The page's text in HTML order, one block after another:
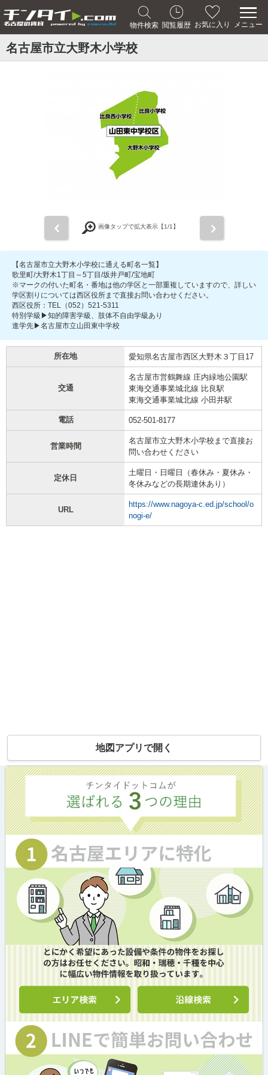
物件検索 閲覧履歴 お気に入り メニュー
名古屋市立大野木小学校
画像タップで拡大表示【1/1】
【名古屋市立大野木小学校に通える町名一覧】
歌里町/大野木1丁目～5丁目/坂井戸町/宝地町
※マークの付いた町名・番地は他の学区と一部重複していますので、詳しい
学区割りについては西区役所まで直接お問い合わせください。
西区役所：TEL（052）521-5311
特別学級▶知的障害学級、肢体不自由学級あり
進学先▶名古屋市立山田東中学校
所在地 愛知県名古屋市西区大野木３丁目17
交通
名古屋市営鶴舞線 庄内緑地公園駅
東海交通事業城北線 比良駅
東海交通事業城北線 小田井駅
電話 052-501-8177
営業時間
名古屋市立大野木小学校まで直接お
問い合わせください
定休日
土曜日・日曜日（春休み・夏休み・
冬休みなどの長期連休あり）
URL
https://www.nagoya-c.ed.jp/school/o
nogi-e/
地図アプリで開く